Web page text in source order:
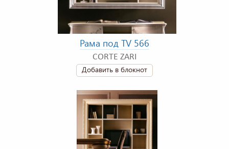
Рама под TV 566
CORTE ZARI
Добавить в блокнот